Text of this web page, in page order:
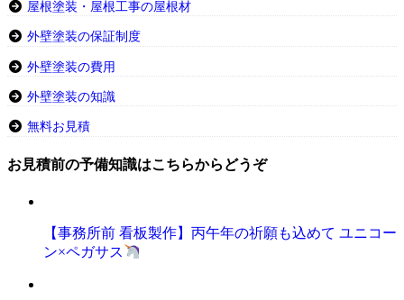
屋根塗装・屋根工事の屋根材
外壁塗装の保証制度
外壁塗装の費用
外壁塗装の知識
無料お見積
お見積前の予備知識はこちらからどうぞ
【事務所前 看板製作】丙午年の祈願も込めて ユニコー
ン×ペガサス